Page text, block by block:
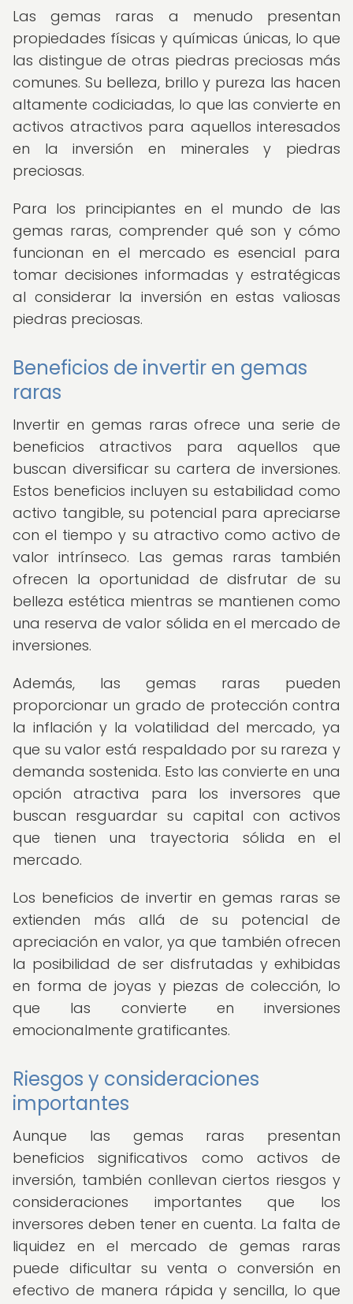
Las gemas raras a menudo presentan
propiedades físicas y químicas únicas, lo que
las distingue de otras piedras preciosas más
comunes. Su belleza, brillo y pureza las hacen
altamente codiciadas, lo que las convierte en
activos atractivos para aquellos interesados
en la inversión en minerales y piedras
preciosas.
Para los principiantes en el mundo de las
gemas raras, comprender qué son y cómo
funcionan en el mercado es esencial para
tomar decisiones informadas y estratégicas
al considerar la inversión en estas valiosas
piedras preciosas.
Beneficios de invertir en gemas
raras
Invertir en gemas raras ofrece una serie de
beneficios atractivos para aquellos que
buscan diversificar su cartera de inversiones.
Estos beneficios incluyen su estabilidad como
activo tangible, su potencial para apreciarse
con el tiempo y su atractivo como activo de
valor intrínseco. Las gemas raras también
ofrecen la oportunidad de disfrutar de su
belleza estética mientras se mantienen como
una reserva de valor sólida en el mercado de
inversiones.
Además, las gemas raras pueden
proporcionar un grado de protección contra
la inflación y la volatilidad del mercado, ya
que su valor está respaldado por su rareza y
demanda sostenida. Esto las convierte en una
opción atractiva para los inversores que
buscan resguardar su capital con activos
que tienen una trayectoria sólida en el
mercado.
Los beneficios de invertir en gemas raras se
extienden más allá de su potencial de
apreciación en valor, ya que también ofrecen
la posibilidad de ser disfrutadas y exhibidas
en forma de joyas y piezas de colección, lo
que las convierte en inversiones
emocionalmente gratificantes.
Riesgos y consideraciones
importantes
Aunque las gemas raras presentan
beneficios significativos como activos de
inversión, también conllevan ciertos riesgos y
consideraciones importantes que los
inversores deben tener en cuenta. La falta de
liquidez en el mercado de gemas raras
puede dificultar su venta o conversión en
efectivo de manera rápida y sencilla, lo que